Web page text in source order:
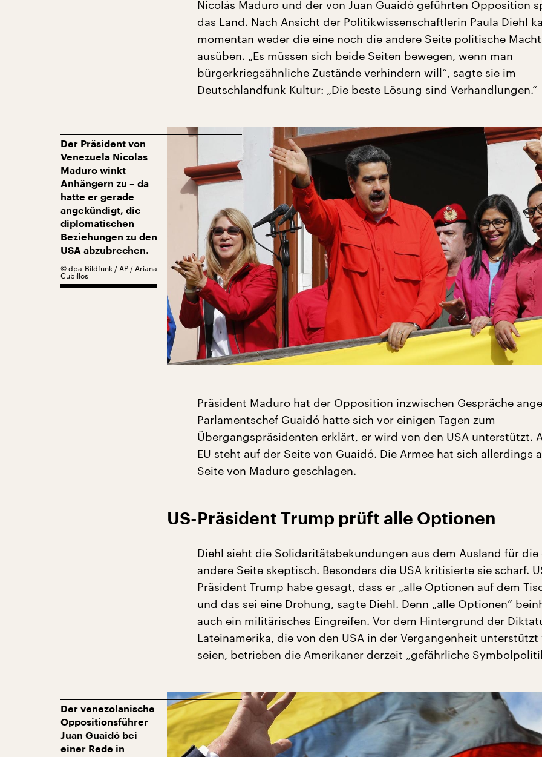
Nicolás Maduro und der von Juan Guaidó geführten Opposition
das Land. Nach Ansicht der Politikwissenschaftlerin Paula Diehl
momentan weder die eine noch die andere Seite politische
ausüben. „Es müssen sich beide Seiten bewegen, wenn man
bürgerkriegsähnliche Zustände verhindern will“, sagte sie im
Deutschlandfunk Kultur: „Die beste Lösung sind Verhandlungen.“
Der Präsident von
Venezuela Nicolas
Maduro winkt
Anhängern zu – da
hatte er gerade
angekündigt, die
diplomatischen
Beziehungen zu den
USA abzubrechen.
© dpa-Bildfunk / AP / Ariana
Cubillos
Präsident Maduro hat der Opposition inzwischen Gespräche
Parlamentschef Guaidó hatte sich vor einigen Tagen zum
Übergangspräsidenten erklärt, er wird von den USA unterstützt.
EU steht auf der Seite von Guaidó. Die Armee hat sich allerdings
Seite von Maduro geschlagen.
US-Präsident Trump prüft alle Optionen
Diehl sieht die Solidaritätsbekundungen aus dem Ausland für die
andere Seite skeptisch. Besonders die USA kritisierte sie scharf.
Präsident Trump habe gesagt, dass er „alle Optionen auf dem
und das sei eine Drohung, sagte Diehl. Denn „alle Optionen“
auch ein militärisches Eingreifen. Vor dem Hintergrund der
Lateinamerika, die von den USA in der Vergangenheit unterstützt
seien, betrieben die Amerikaner derzeit „gefährliche
Der venezolanische
Oppositionsführer
Juan Guaidó bei
einer Rede in